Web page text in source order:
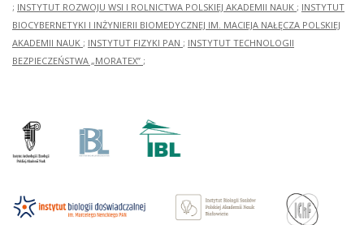
; INSTYTUT ROZWOJU WSI I ROLNICTWA POLSKIEJ AKADEMII NAUK ; INSTYTUT
BIOCYBERNETYKI I INŻYNIERII BIOMEDYCZNEJ IM. MACIEJA NAŁĘCZA POLSKIEJ
AKADEMII NAUK ; INSTYTUT FIZYKI PAN ; INSTYTUT TECHNOLOGII
BEZPIECZEŃSTWA „MORATEX” ;